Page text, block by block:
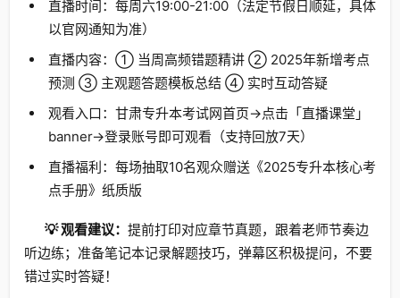
直播时间：每周六19:00-21:00（法定节假日顺延，具体
以官网通知为准）
直播内容：① 当周高频错题精讲 ② 2025年新增考点
预测 ③ 主观题答题模板总结 ④ 实时互动答疑
观看入口：甘肃专升本考试网首页→点击「直播课堂」
banner→登录账号即可观看（支持回放7天）
直播福利：每场抽取10名观众赠送《2025专升本核心考
点手册》纸质版
💡 观看建议： 提前打印对应章节真题，跟着老师节奏边
听边练；准备笔记本记录解题技巧，弹幕区积极提问，不要
错过实时答疑！